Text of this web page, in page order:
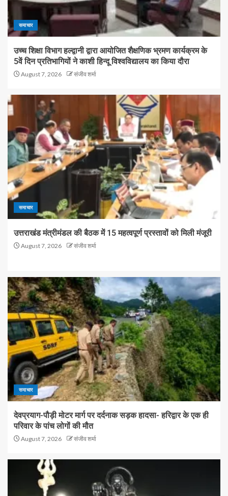
समाचार
उच्च शिक्षा विभाग हल्द्वानी द्वारा आयोजित शैक्षणिक भ्रमण कार्यक्रम के
5वें दिन प्रतिभागियों ने काशी हिन्दू विश्वविद्यालय का किया दौरा
August 7, 2026 संजीव शर्मा
समाचार
उत्तराखंड मंत्रीमंडल की बैठक में 15 महत्वपूर्ण प्रस्तावों को मिली मंजूरी
August 7, 2026 संजीव शर्मा
समाचार
देवप्रयाग-पौड़ी मोटर मार्ग पर दर्दनाक सड़क हादसा- हरिद्वार के एक ही
परिवार के पांच लोगों की मौत
August 7, 2026 संजीव शर्मा